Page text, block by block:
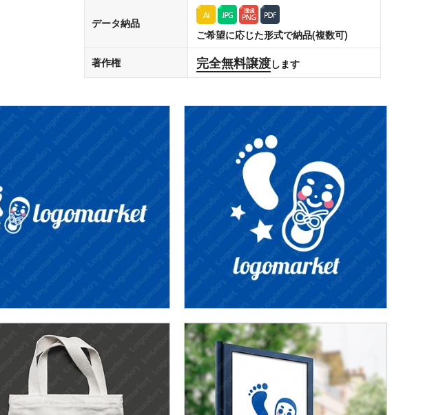
データ納品
ご希望に応じた形式で納品(複数可)
著作権
完全無料譲渡します